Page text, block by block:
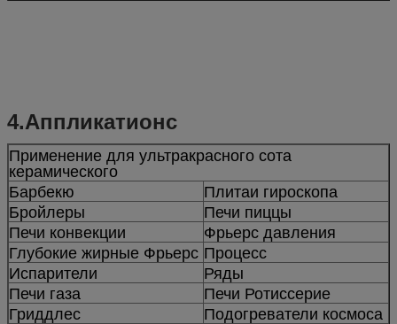
4.Аппликатионс
Применение для ультракрасного сота
керамического
Барбекю
Плитаи гироскопа
Бройлеры
Печи пиццы
Печи конвекции
Фрьерс давления
Глубокие жирные Фрьерс Процесс
Испарители
Ряды
Печи газа
Печи Ротиссерие
Гриддлес
Подогреватели космоса